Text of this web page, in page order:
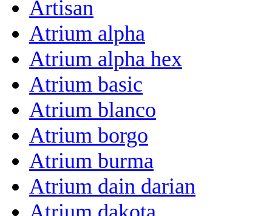
Artisan
Atrium alpha
Atrium alpha hex
Atrium basic
Atrium blanco
Atrium borgo
Atrium burma
Atrium dain darian